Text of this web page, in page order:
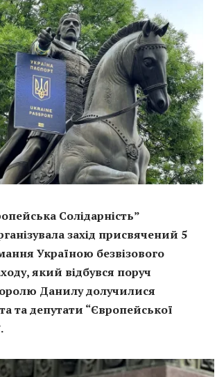
Солідарність”
захід присвячений 5
Україною безвізового
який відбувся поруч
Данилу долучилися
та депутати “Європейської